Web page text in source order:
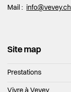
Mail : info@vevey.ch
Site map
Prestations
Vivre à Vevey